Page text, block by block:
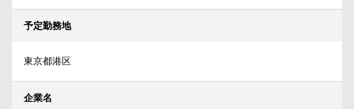
予定勤務地
東京都港区
企業名